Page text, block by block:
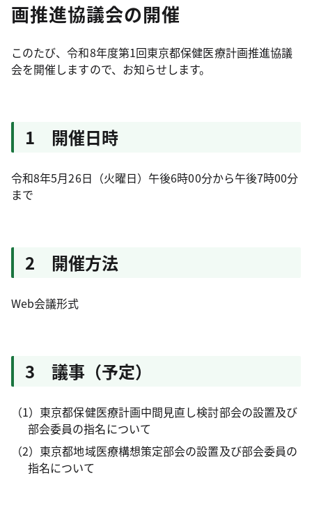
画推進協議会の開催
このたび、令和8年度第1回東京都保健医療計画推進協議
会を開催しますので、お知らせします。
1 開催日時
令和8年5月26日（火曜日）午後6時00分から午後7時00分
まで
2 開催方法
Web会議形式
3 議事（予定）
（1）東京都保健医療計画中間見直し検討部会の設置及び
部会委員の指名について
（2）東京都地域医療構想策定部会の設置及び部会委員の
指名について